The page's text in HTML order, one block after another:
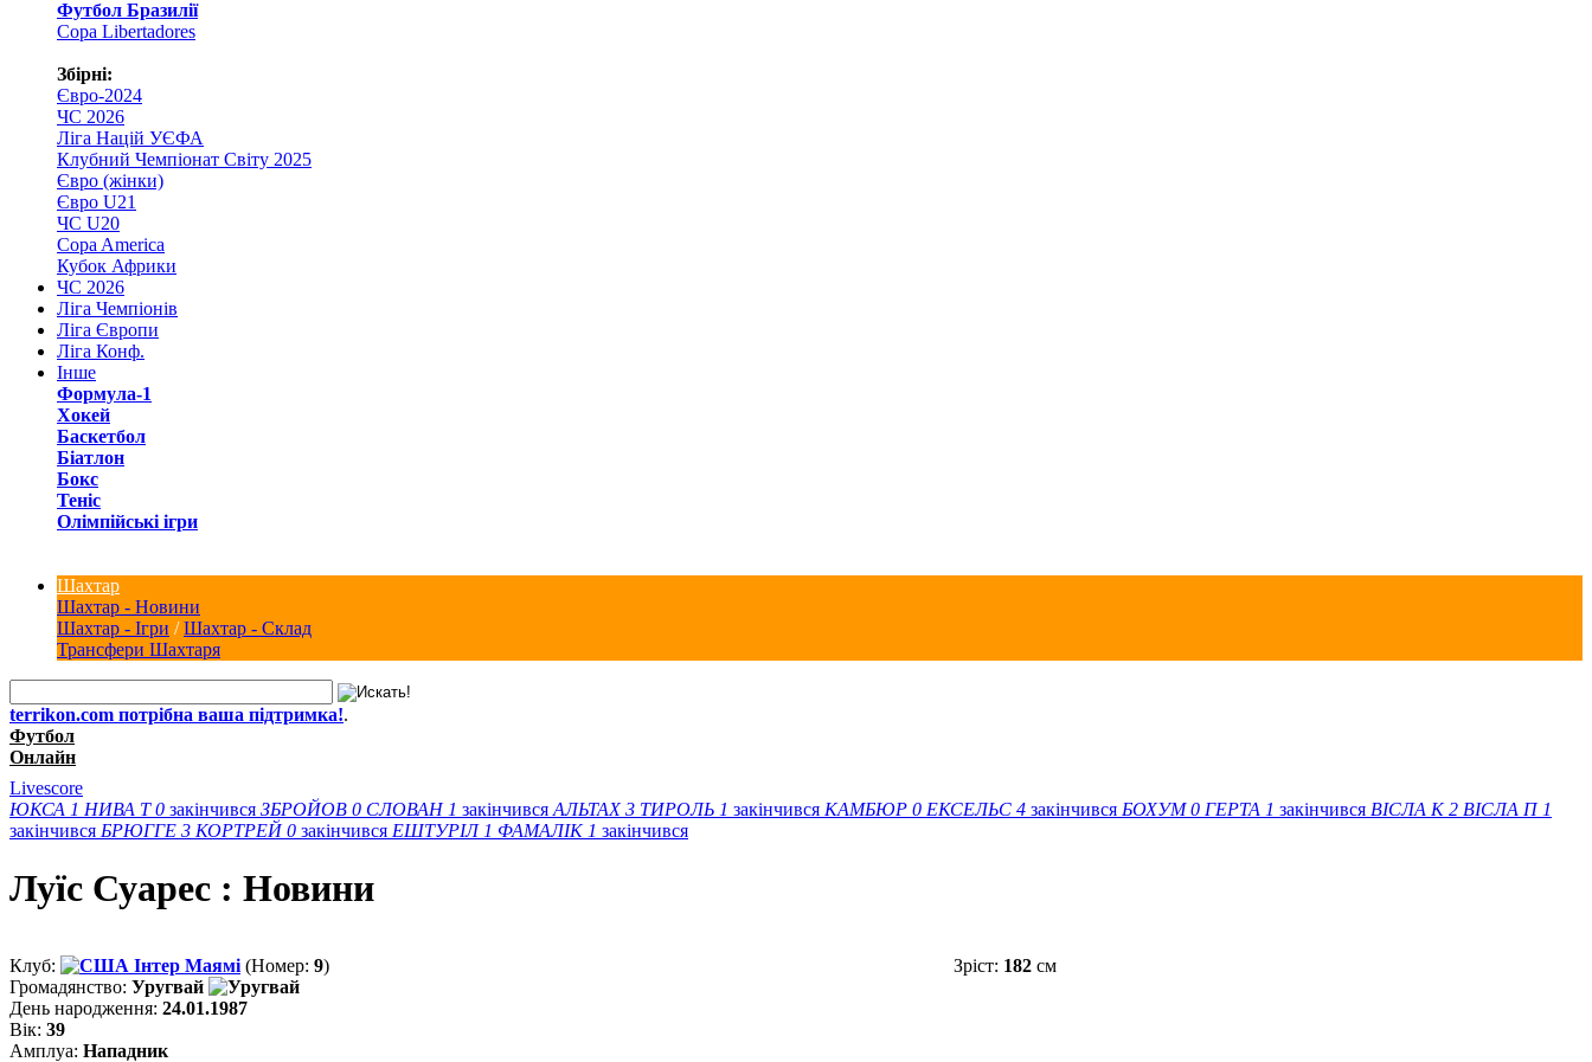
Футбол Бразилії
Copa Libertadores
Збірні:
Євро-2024
ЧС 2026
Ліга Націй УЄФА
Клубний Чемпіонат Світу 2025
Євро (жінки)
Євро U21
ЧС U20
Copa America
Кубок Африки
ЧС 2026
Ліга Чемпіонів
Ліга Європи
Ліга Конф.
Інше
Формула-1
Хокей
Баскетбол
Біатлон
Бокс
Теніс
Олімпійські ігри
Шахтар
Шахтар - Новини
Шахтар - Ігри /Шахтар - Склад
Трансфери Шахтаря
terrikon.com потрібна ваша підтримка!.
Футбол
Онлайн
Livescore
ЮКСА 1 НИВА Т 0 закінчився ЗБРОЙОВ 0 СЛОВАН 1 закінчився АЛЬТАХ 3 ТИРОЛЬ 1 закінчився КАМБЮР 0 ЕКСЕЛЬС 4 закінчився БОХУМ 0 ГЕРТА 1 закінчився ВІСЛА K 2 ВІСЛА П 1
закінчився БРЮГГЕ 3 КОРТРЕЙ 0 закінчився ЕШТУРІЛ 1 ФАМАЛІК 1 закінчився
Луїс Суарес : Новини
Клуб: Інтер Маямі (Номер: 9)
Громадянство: Уругвай
День народження: 24.01.1987
Вік: 39
Амплуа: Нападник
Зріст: 182см